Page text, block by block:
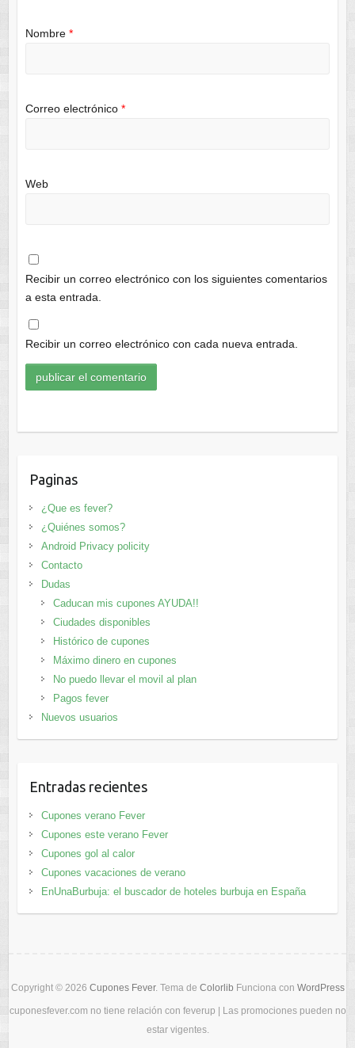
Nombre *
Correo electrónico *
Web
Recibir un correo electrónico con los siguientes comentarios
a esta entrada.
Recibir un correo electrónico con cada nueva entrada.
Paginas
¿Que es fever?
¿Quiénes somos?
Android Privacy policity
Contacto
Dudas
Caducan mis cupones AYUDA!!
Ciudades disponibles
Histórico de cupones
Máximo dinero en cupones
No puedo llevar el movil al plan
Pagos fever
Nuevos usuarios
Entradas recientes
Cupones verano Fever
Cupones este verano Fever
Cupones gol al calor
Cupones vacaciones de verano
EnUnaBurbuja: el buscador de hoteles burbuja en España
Copyright © 2026 Cupones Fever. Tema de Colorlib Funciona con WordPress
cuponesfever.com no tiene relación con feverup | Las promociones pueden no
estar vigentes.